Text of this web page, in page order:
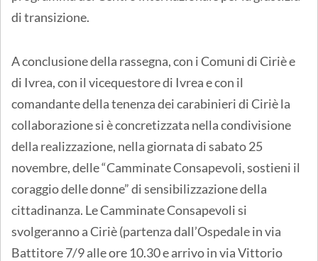
di transizione.
A conclusione della rassegna, con i Comuni di Ciriè e
di Ivrea, con il vicequestore di Ivrea e con il
comandante della tenenza dei carabinieri di Ciriè la
collaborazione si è concretizzata nella condivisione
della realizzazione, nella giornata di sabato 25
novembre, delle “Camminate Consapevoli, sostieni il
coraggio delle donne” di sensibilizzazione della
cittadinanza. Le Camminate Consapevoli si
svolgeranno a Ciriè (partenza dall’Ospedale in via
Battitore 7/9 alle ore 10.30 e arrivo in via Vittorio